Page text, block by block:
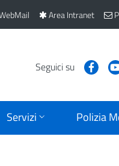
Area Intranet
Seguici su
Servizi Polizia